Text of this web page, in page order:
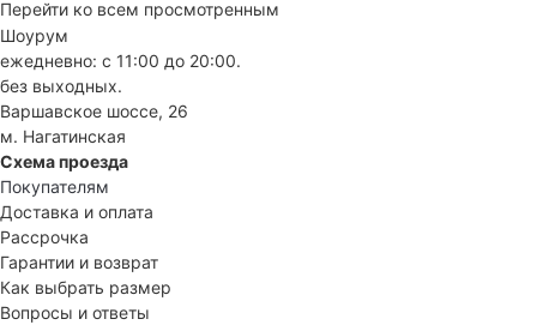
Перейти ко всем просмотренным
Шоурум
ежедневно: с 11:00 до 20:00.
без выходных.
Варшавское шоссе, 26
м. Нагатинская
Схема проезда
Покупателям
Доставка и оплата
Рассрочка
Гарантии и возврат
Как выбрать размер
Вопросы и ответы